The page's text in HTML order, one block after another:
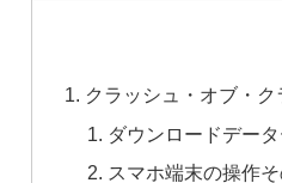
クラッシュ・オブ・
ダウンロードデー
スマホ端末の操作